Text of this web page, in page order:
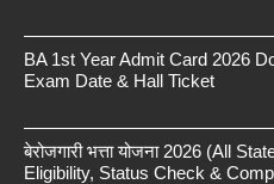
BA 1st Year Admit Card 2026
Exam Date & Hall Ticket
बेरोजगारी भत्ता योजना 2026 (All
Eligibility, Status Check &